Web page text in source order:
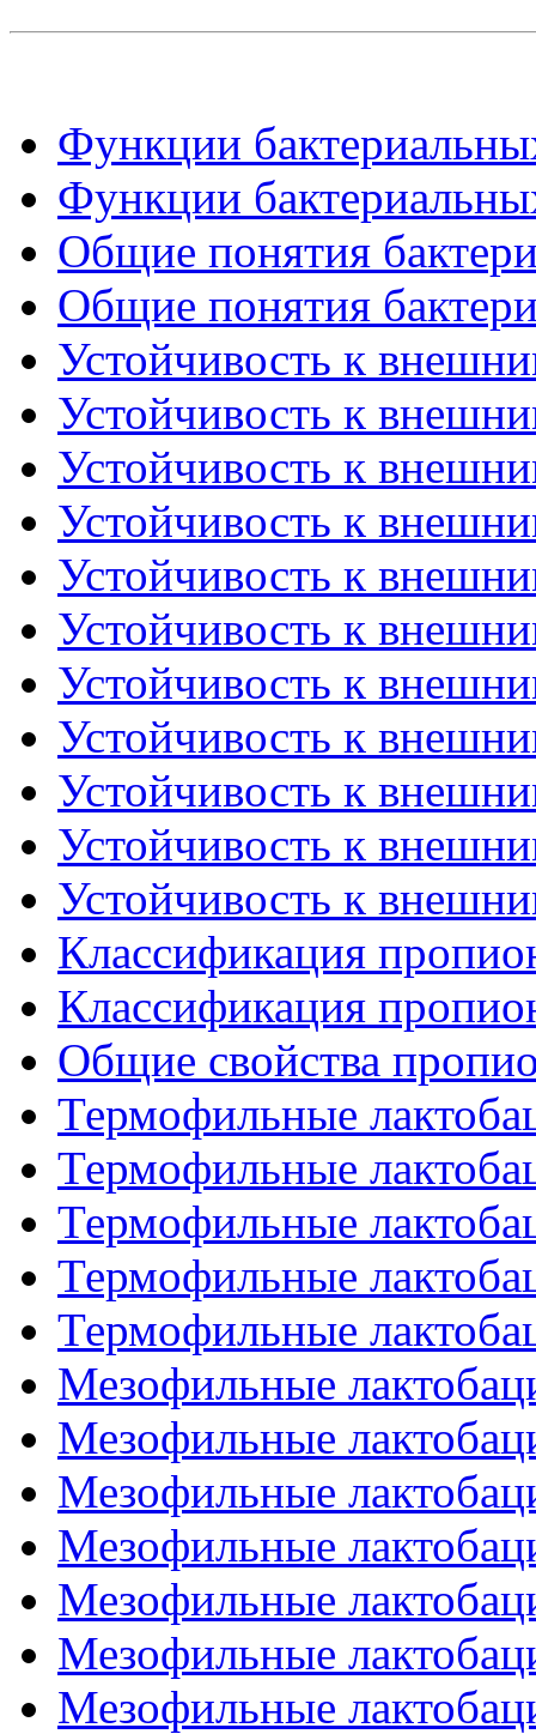
Функции
Функции
Общие понятия
Общие понятия
Устойчивость к
Устойчивость к
Устойчивость к
Устойчивость к
Устойчивость к
Устойчивость к
Устойчивость к
Устойчивость к
Устойчивость к
Устойчивость к
Устойчивость к
Классификация
Классификация
Общие свойства
Термофильные
Термофильные
Термофильные
Термофильные
Термофильные
Мезофильные
Мезофильные
Мезофильные
Мезофильные
Мезофильные
Мезофильные
Мезофильные